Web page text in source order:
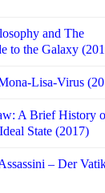
and The
to the Galaxy
Lisa-Virus
A Brief History
State (2017)
– Der